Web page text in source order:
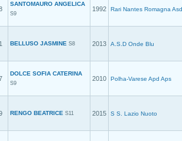
SANTOMAURO ANGELICA
S9
1992 Rari Nantes Romagna Asd
1 BELLUSO JASMINE S8 2013 A.S.D Onde Blu
DOLCE SOFIA CATERINA
S9
2010 Polha-Varese Apd Aps
RENGO BEATRICE S11 2015 S S. Lazio Nuoto